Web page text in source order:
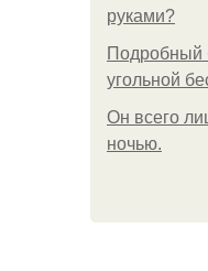
руками?
Подробный
угольной
Он всего
ночью.